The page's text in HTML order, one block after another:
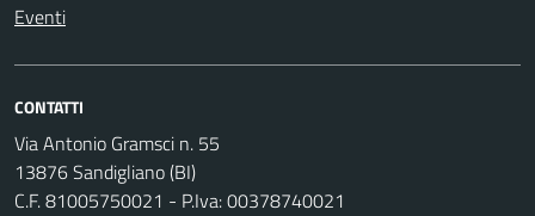
Eventi
CONTATTI
Via Antonio Gramsci n. 55
13876 Sandigliano (BI)
C.F. 81005750021 - P.Iva: 00378740021